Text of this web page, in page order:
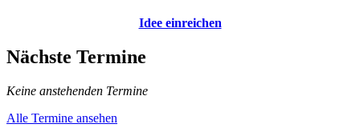
Idee einreichen
Nächste Termine
Keine anstehenden Termine
Alle Termine ansehen